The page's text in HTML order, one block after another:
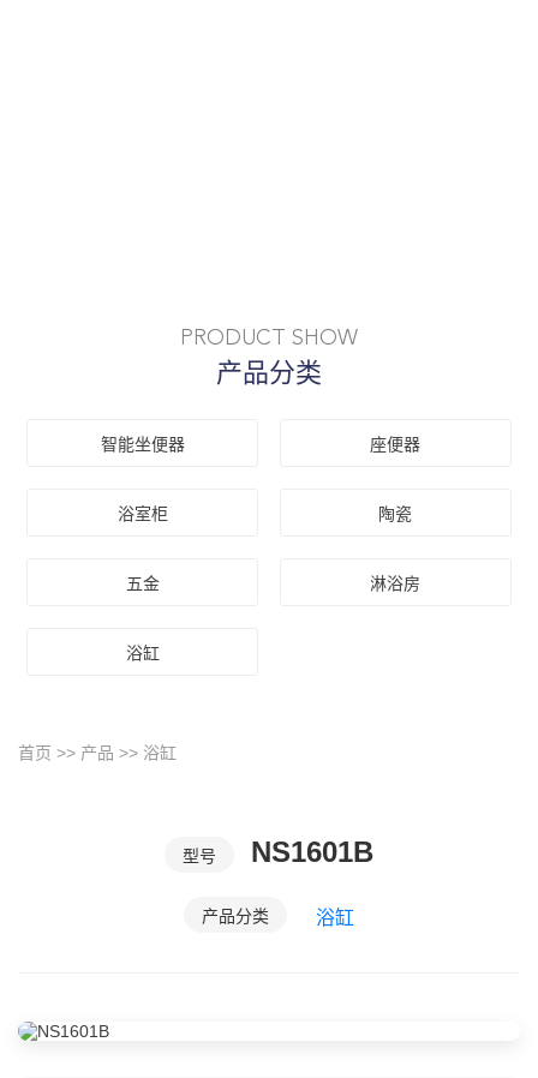
PRODUCT SHOW
产品分类
智能坐便器 座便器
浴室柜 陶瓷
五金 淋浴房
浴缸
首页 >> 产品 >> 浴缸
型号 NS1601B
产品分类 浴缸